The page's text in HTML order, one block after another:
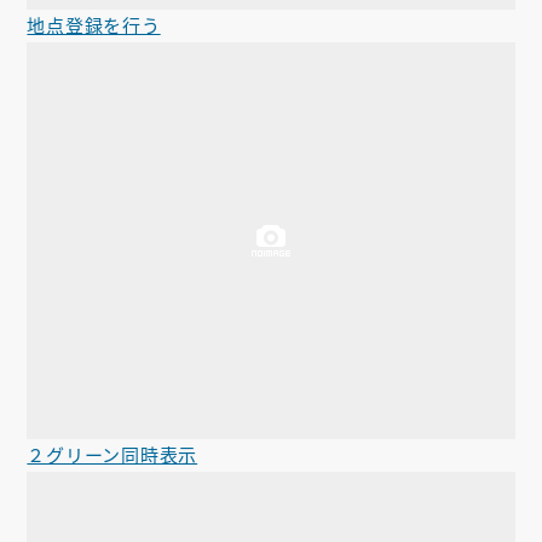
地点登録を行う
２グリーン同時表示